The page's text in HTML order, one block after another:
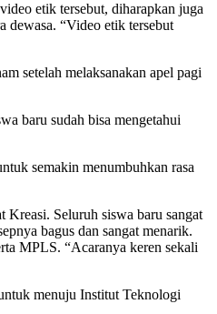
etik tersebut, diharapkan juga
dewasa. “Video etik tersebut
setelah melaksanakan apel pagi
baru sudah bisa mengetahui
semakin menumbuhkan rasa
Kreasi. Seluruh siswa baru sangat
bagus dan sangat menarik.
MPLS. “Acaranya keren sekali
menuju Institut Teknologi